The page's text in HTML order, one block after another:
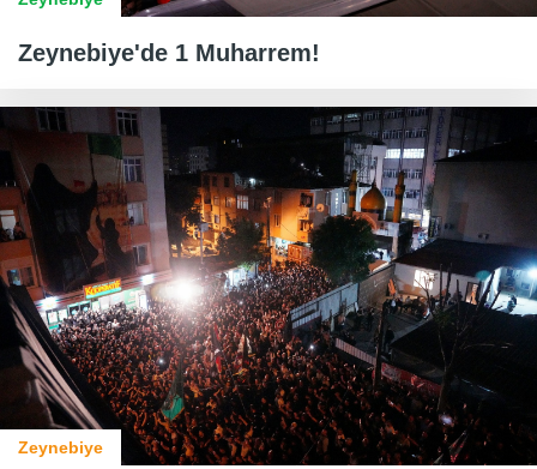
Zeynebiye'de 1 Muharrem!
Zeynebiye